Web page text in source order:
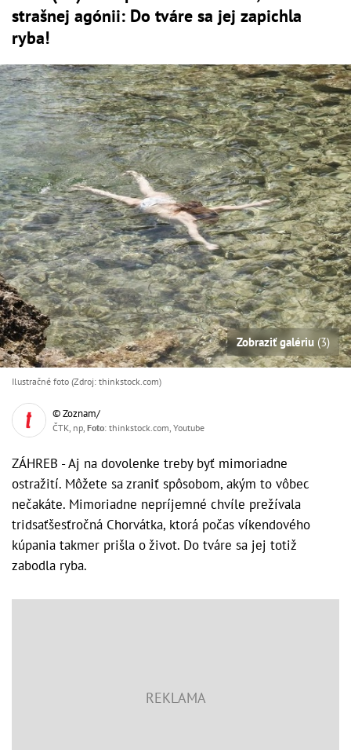
strašnej agónii: Do tváre sa jej zapichla
ryba!
Zobraziť galériu (3)
Ilustračné foto (Zdroj: thinkstock.com)
© Zoznam/
ČTK, np, Foto: thinkstock.com, Youtube
ZÁHREB - Aj na dovolenke treby byť mimoriadne
ostražití. Môžete sa zraniť spôsobom, akým to vôbec
nečakáte. Mimoriadne nepríjemné chvíle prežívala
tridsaťšesťročná Chorvátka, ktorá počas víkendového
kúpania takmer prišla o život. Do tváre sa jej totiž
zabodla ryba.